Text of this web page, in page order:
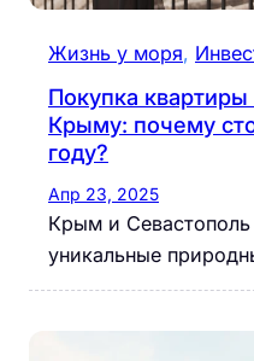
Жизнь у моря,
Покупка
Крыму: почему
году?
Апр 23, 2025
Крым и
уникальные